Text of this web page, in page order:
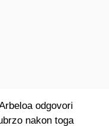
odgovori
nakon toga